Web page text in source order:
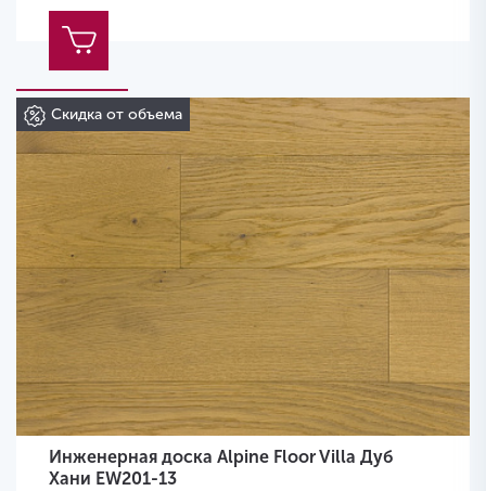
Скидка от объема
Инженерная доска Alpine Floor Villa Дуб
Хани EW201-13